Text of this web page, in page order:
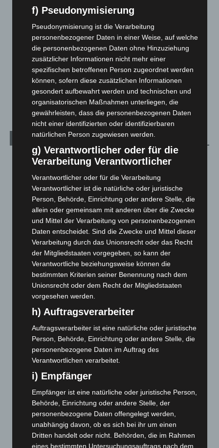
Hannover und Region
Langenhagen und Ortsteile
Leserbriefe
Menschen
Über uns
Veranstaltungen
Archiv
August 2026(14)
Juli 2026(73)
Juni 2026(139)
Mai 2026(99)
April 2026(99)
März 2026 (115)
Februar 2026(109)
Januar 2026(122)
Dezember 2025(103)
November 2025
(114)
Oktober 2025(112)
August 2025 (90)
Juli 2025(90)
Juni 2025(103)
Mai 2025(112)
April 2025(88)
(111)
Februar 2025(96)
Januar 2025 (88)
f) Pseudonymisierung
Pseudonymisierung ist die Verarbeitung
personenbezogener Daten in einer Weise, auf welche
die personenbezogenen Daten ohne Hinzuziehung
zusätzlicher Informationen nicht mehr einer
spezifischen betroffenen Person zugeordnet werden
können, sofern diese zusätzlichen Informationen
gesondert aufbewahrt werden und technischen und
organisatorischen Maßnahmen unterliegen, die
gewährleisten, dass die personenbezogenen Daten
nicht einer identifizierten oder identifizierbaren
natürlichen Person zugewiesen werden.
g) Verantwortlicher oder für die
Verarbeitung Verantwortlicher
Verantwortlicher oder für die Verarbeitung
Verantwortlicher ist die natürliche oder juristische
Person, Behörde, Einrichtung oder andere Stelle, die
allein oder gemeinsam mit anderen über die Zwecke
und Mittel der Verarbeitung von personenbezogenen
Daten entscheidet. Sind die Zwecke und Mittel dieser
Verarbeitung durch das Unionsrecht oder das Recht
der Mitgliedstaaten vorgegeben, so kann der
Verantwortliche beziehungsweise können die
bestimmten Kriterien seiner Benennung nach dem
Unionsrecht oder dem Recht der Mitgliedstaaten
vorgesehen werden.
h) Auftragsverarbeiter
Auftragsverarbeiter ist eine natürliche oder juristische
Person, Behörde, Einrichtung oder andere Stelle, die
personenbezogene Daten im Auftrag des
Verantwortlichen verarbeitet.
i) Empfänger
Empfänger ist eine natürliche oder juristische Person,
Behörde, Einrichtung oder andere Stelle, der
personenbezogene Daten offengelegt werden,
unabhängig davon, ob es sich bei ihr um einen
Dritten handelt oder nicht. Behörden, die im Rahmen
eines bestimmten Untersuchungsauftrags nach dem